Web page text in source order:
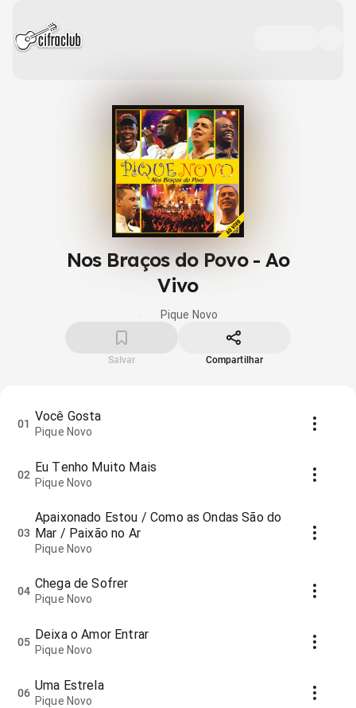
Nos Braços do Povo - Ao
Vivo
Pique Novo
Salvar Compartilhar
01 Você Gosta
Pique Novo
02 Eu Tenho Muito Mais
Pique Novo
03
Apaixonado Estou / Como as Ondas São do
Mar / Paixão no Ar
Pique Novo
04 Chega de Sofrer
Pique Novo
05 Deixa o Amor Entrar
Pique Novo
06 Uma Estrela
Pique Novo